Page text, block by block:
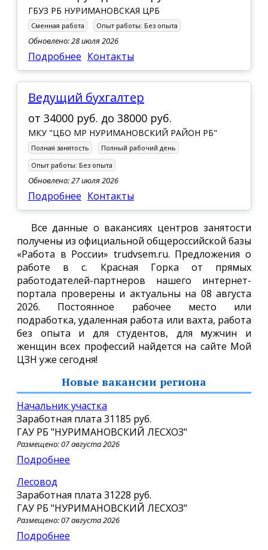
ГБУЗ РБ НУРИМАНОВСКАЯ ЦРБ
Сменная работа Опыт работы: Без опыта
Обновлено: 28 июля 2026
Подробнее Контакты
ведущий бухгалтер
от 34000 руб. до 38000 руб.
МКУ "ЦБО МР НУРИМАНОВСКИЙ РАЙОН РБ"
Полная занятость
Полный рабочий день
Опыт работы: Без опыта
Обновлено: 27 июля 2026
Подробнее Контакты
Все данные о вакансиях центров занятости
получены из официальной общероссийской базы
«Работа в России» trudvsem.ru. Предложения о
работе в с. Красная Горка от прямых
работодателей-партнеров нашего интернет-
портала проверены и актуальны на 08 августа
2026. Постоянное рабочее место или
подработка, удаленная работа или вахта, работа
без опыта и для студентов, для мужчин и
женщин всех профессий найдется на сайте Мой
ЦЗН уже сегодня!
Новые вакансии региона
начальник участка
Заработная плата 31185 руб.
ГАУ РБ "НУРИМАНОВСКИЙ ЛЕСХОЗ"
Размещено: 07 августа 2026
Подробнее
Лесовод
Заработная плата 31228 руб.
ГАУ РБ "НУРИМАНОВСКИЙ ЛЕСХОЗ"
Размещено: 07 августа 2026
Подробнее